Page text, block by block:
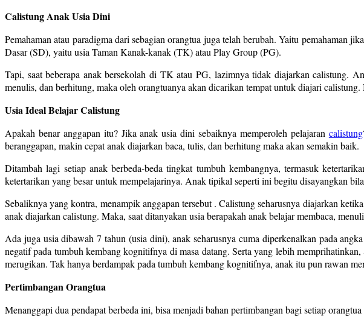
Calistung Anak Usia Dini
Pemahaman atau paradigma dari sebagian orangtua juga telah berubah. Yaitu
Dasar (SD), yaitu usia Taman Kanak-kanak (TK) atau Play Group (PG).
Tapi, saat beberapa anak bersekolah di TK atau PG, lazimnya tidak diajarkan calistung.
menulis, dan berhitung, maka oleh orangtuanya akan dicarikan tempat untuk diajari
Usia Ideal Belajar Calistung
Apakah benar anggapan itu? Jika anak usia dini sebaiknya memperoleh pelajaran calistung
beranggapan, makin cepat anak diajarkan baca, tulis, dan berhitung maka akan semakin baik.
Ditambah lagi setiap anak berbeda-beda tingkat tumbuh kembangnya, termasuk
ketertarikan yang besar untuk mempelajarinya. Anak tipikal seperti ini begitu disayangkan
Sebaliknya yang kontra, menampik anggapan tersebut . Calistung seharusnya diajarkan
anak diajarkan calistung. Maka, saat ditanyakan usia berapakah anak belajar membaca,
Ada juga usia dibawah 7 tahun (usia dini), anak seharusnya cuma diperkenalkan pada
negatif pada tumbuh kembang kognitifnya di masa datang. Serta yang lebih
merugikan. Tak hanya berdampak pada tumbuh kembang kognitifnya, anak itu pun rawan
Pertimbangan Orangtua
Menanggapi dua pendapat berbeda ini, bisa menjadi bahan pertimbangan bagi setiap